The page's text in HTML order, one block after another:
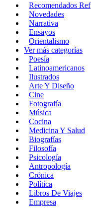
Recomendados Ref
Novedades
Narrativa
Ensayos
Orientalismo
Ver más categorías
Poesía
Latinoamericanos
Ilustrados
Arte Y Diseño
Cine
Fotografía
Música
Cocina
Medicina Y Salud
Biografías
Filosofía
Psicología
Antropología
Crónica
Política
Libros De Viajes
Empresa